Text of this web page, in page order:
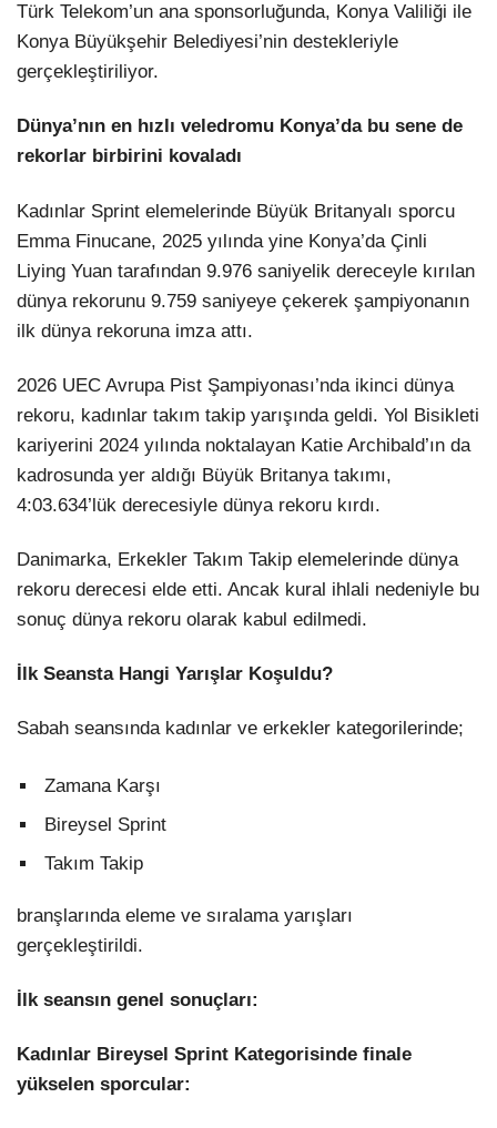
Türk Telekom’un ana sponsorluğunda, Konya Valiliği ile
Konya Büyükşehir Belediyesi’nin destekleriyle
gerçekleştiriliyor.
Dünya’nın en hızlı veledromu Konya’da bu sene de
rekorlar birbirini kovaladı
Kadınlar Sprint elemelerinde Büyük Britanyalı sporcu
Emma Finucane, 2025 yılında yine Konya’da Çinli
Liying Yuan tarafından 9.976 saniyelik dereceyle kırılan
dünya rekorunu 9.759 saniyeye çekerek şampiyonanın
ilk dünya rekoruna imza attı.
2026 UEC Avrupa Pist Şampiyonası’nda ikinci dünya
rekoru, kadınlar takım takip yarışında geldi. Yol Bisikleti
kariyerini 2024 yılında noktalayan Katie Archibald’ın da
kadrosunda yer aldığı Büyük Britanya takımı,
4:03.634’lük derecesiyle dünya rekoru kırdı.
Danimarka, Erkekler Takım Takip elemelerinde dünya
rekoru derecesi elde etti. Ancak kural ihlali nedeniyle bu
sonuç dünya rekoru olarak kabul edilmedi.
İlk Seansta Hangi Yarışlar Koşuldu?
Sabah seansında kadınlar ve erkekler kategorilerinde;
Zamana Karşı
Bireysel Sprint
Takım Takip
branşlarında eleme ve sıralama yarışları
gerçekleştirildi.
İlk seansın genel sonuçları:
Kadınlar Bireysel Sprint Kategorisinde finale
yükselen sporcular: